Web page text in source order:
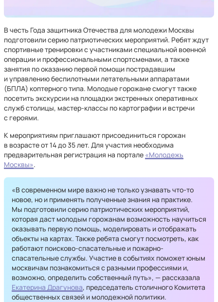
В честь Года защитника Отечества для молодежи Москвы
подготовили серию патриотических мероприятий. Ребят ждут
спортивные тренировки с участниками специальной военной
операции и профессиональными спортсменами, а также
занятия по оказанию первой помощи пострадавшим
и управлению беспилотными летательными аппаратами
(БПЛА) коптерного типа. Молодые горожане смогут также
посетить экскурсии на площадки экстренных оперативных
служб столицы, мастер-классы по картографии и встречи
с героями.
К мероприятиям приглашают присоединиться горожан
в возрасте от 14 до 35 лет. Для участия необходима
предварительная регистрация на портале «Молодежь
Москвы».
«В современном мире важно не только узнавать что-то
новое, но и применять полученные знания на практике.
Мы подготовили серию патриотических мероприятий,
которая даст молодым горожанам возможность научиться
оказывать первую помощь, моделировать и отображать
объекты на картах. Также ребята смогут посмотреть, как
работают поисково-спасательные и пожарно-
спасательные службы. Участие в событиях поможет юным
москвичам познакомиться с разными профессиями и,
возможно, определить собственный путь», — рассказала
Екатерина Драгунова, председатель столичного Комитета
общественных связей и молодежной политики.